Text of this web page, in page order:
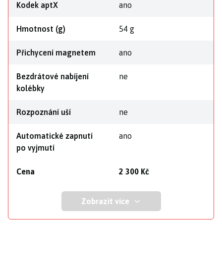
Kodek aptX ano
Hmotnost (g) 54 g
Přichycení magnetem ano
Bezdrátové nabíjení
kolébky
ne
Rozpoznání uší ne
Automatické zapnutí
po vyjmutí
ano
Cena 2 300 Kč
Zobrazit více